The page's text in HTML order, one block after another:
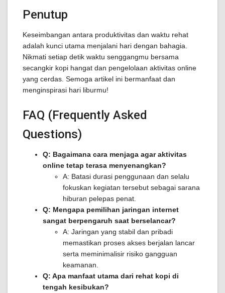
Penutup
Keseimbangan antara produktivitas dan waktu rehat
adalah kunci utama menjalani hari dengan bahagia.
Nikmati setiap detik waktu senggangmu bersama
secangkir kopi hangat dan pengelolaan aktivitas online
yang cerdas. Semoga artikel ini bermanfaat dan
menginspirasi hari liburmu!
FAQ (Frequently Asked
Questions)
Q: Bagaimana cara menjaga agar aktivitas
online tetap terasa menyenangkan?
A: Batasi durasi penggunaan dan selalu
fokuskan kegiatan tersebut sebagai sarana
hiburan pelepas penat.
Q: Mengapa pemilihan jaringan internet
sangat berpengaruh saat berselancar?
A: Jaringan yang stabil dan pribadi
memastikan proses akses berjalan lancar
serta meminimalisir risiko gangguan
keamanan.
Q: Apa manfaat utama dari rehat kopi di
tengah kesibukan?